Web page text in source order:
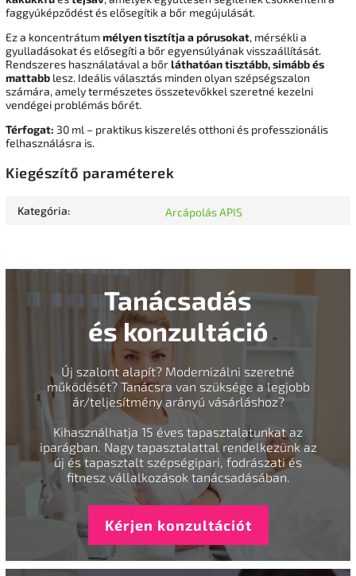
faggyúképződést és elősegítik a bőr megújulását.
Ez a koncentrátummélyen tisztítja a pórusokat, mérsékli a
gyulladásokat és elősegíti a bőr egyensúlyának visszaállítását.
Rendszeres használatával a bőrláthatóan tisztább, simább és
mattabb lesz. Ideális választás minden olyan szépségszalon
számára, amely természetes összetevőkkel szeretné kezelni
vendégei problémás bőrét.
Térfogat: 30 ml – praktikus kiszerelés otthoni és professzionális
felhasználásra is.
Kiegészítő paraméterek
Kategória: Arcápolás APIS
Tanácsadás
és konzultáció
Új szalont alapít? Modernizálni szeretné
működését? Tanácsra van szüksége a legjobb
ár/teljesítmény arányú vásárláshoz?
Kihasználhatja 15 éves tapasztalatunkat az
iparágban. Nagy tapasztalattal rendelkezünk az
új és tapasztalt szépségipari, fodrászati és
fitnesz vállalkozások tanácsadásában.
Kérjen konzultációt